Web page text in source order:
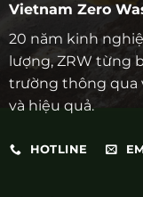
Vietnam Zero
20 năm kinh
lượng, ZRW từng
trường thông qua
và hiệu quả.
HOTLINE